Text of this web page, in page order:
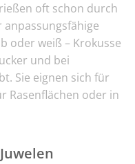
oft schon durch
anpassungsfähige
oder weiß – Krokusse
und bei
Sie eignen sich für
Rasenflächen oder in